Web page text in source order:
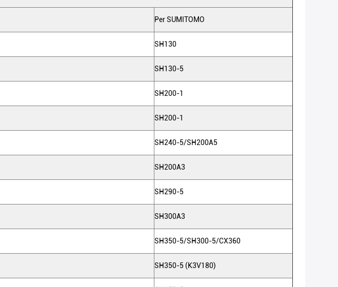
Per SUMITOMO
SH130
SH130-5
SH200-1
SH200-1
SH240-5/SH200A5
SH200A3
SH290-5
SH300A3
SH350-5/SH300-5/CX360
SH350-5 (K3V180)